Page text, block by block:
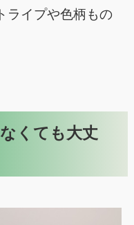
ライプや色柄もの
くても大丈